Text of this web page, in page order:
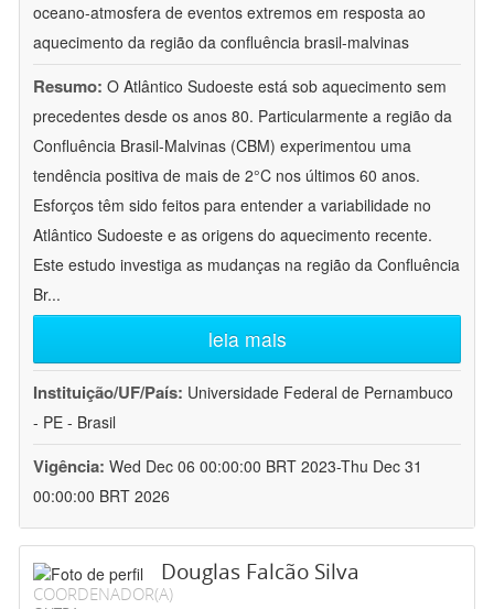
oceano-atmosfera de eventos extremos em resposta ao
aquecimento da região da confluência brasil-malvinas
Resumo: O Atlântico Sudoeste está sob aquecimento sem
precedentes desde os anos 80. Particularmente a região da
Confluência Brasil-Malvinas (CBM) experimentou uma
tendência positiva de mais de 2°C nos últimos 60 anos.
Esforços têm sido feitos para entender a variabilidade no
Atlântico Sudoeste e as origens do aquecimento recente.
Este estudo investiga as mudanças na região da Confluência
Br...
leia mais
Instituição/UF/País: Universidade Federal de Pernambuco
- PE - Brasil
Vigência: Wed Dec 06 00:00:00 BRT 2023-Thu Dec 31
00:00:00 BRT 2026
Douglas Falcão Silva
COORDENADOR(A)